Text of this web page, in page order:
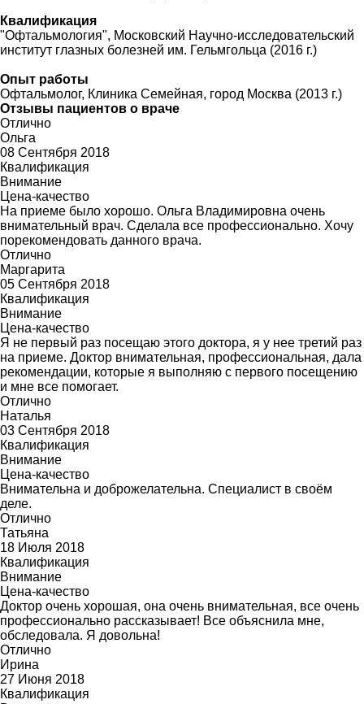
Квалификация
"Офтальмология", Московский Научно-исследовательский
институт глазных болезней им. Гельмгольца (2016 г.)
Опыт работы
Офтальмолог, Клиника Семейная, город Москва (2013 г.)
Отзывы пациентов о враче
Отлично
Ольга
08 Сентября 2018
Квалификация
Внимание
Цена-качество
На приеме было хорошо. Ольга Владимировна очень
внимательный врач. Сделала все профессионально. Хочу
порекомендовать данного врача.
Отлично
Маргарита
05 Сентября 2018
Квалификация
Внимание
Цена-качество
Я не первый раз посещаю этого доктора, я у нее третий раз
на приеме. Доктор внимательная, профессиональная, дала
рекомендации, которые я выполняю с первого посещению
и мне все помогает.
Отлично
Наталья
03 Сентября 2018
Квалификация
Внимание
Цена-качество
Внимательна и доброжелательна. Специалист в своём
деле.
Отлично
Татьяна
18 Июля 2018
Квалификация
Внимание
Цена-качество
Доктор очень хорошая, она очень внимательная, все очень
профессионально рассказывает! Все объяснила мне,
обследовала. Я довольна!
Отлично
Ирина
27 Июня 2018
Квалификация